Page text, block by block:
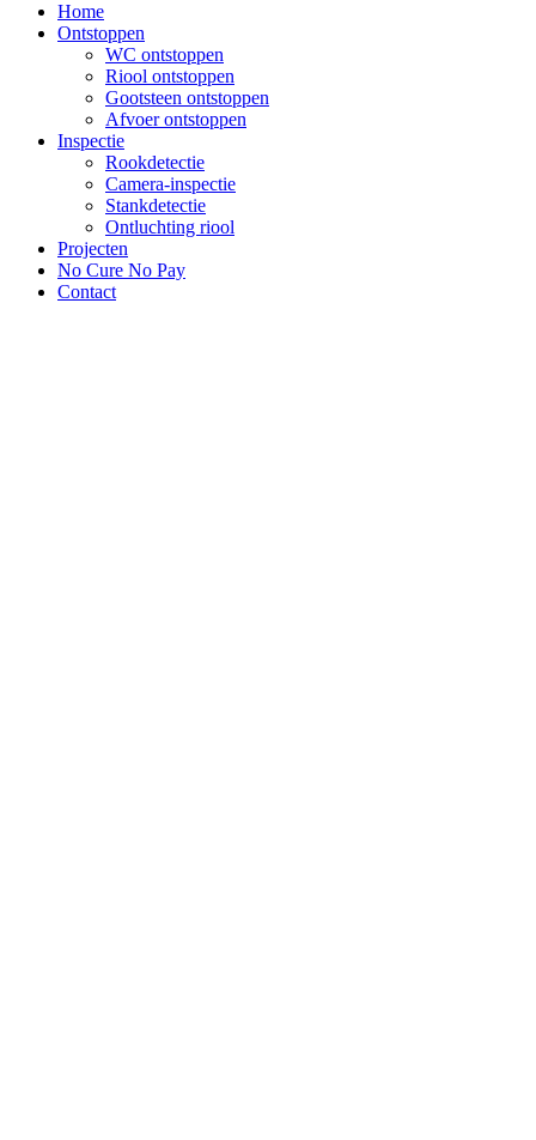
Home
Ontstoppen
WC ontstoppen
Riool ontstoppen
Gootsteen ontstoppen
Afvoer ontstoppen
Inspectie
Rookdetectie
Camera-inspectie
Stankdetectie
Ontluchting riool
Projecten
No Cure No Pay
Contact